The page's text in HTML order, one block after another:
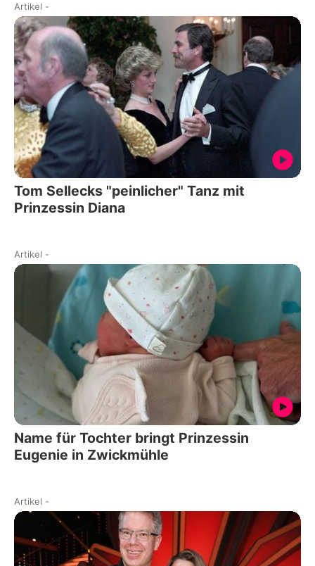
Artikel -
Tom Sellecks "peinlicher" Tanz mit
Prinzessin Diana
Artikel -
Name für Tochter bringt Prinzessin
Eugenie in Zwickmühle
Artikel -